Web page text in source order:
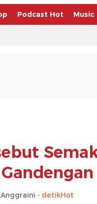
Podcast Hot Music
- detikHot